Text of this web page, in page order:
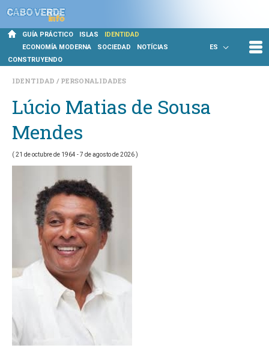
GUÍA PRÁCTICO ISLAS
IDENTIDAD
ECONOMÍA MODERNA
SOCIEDAD
NOTÍCIAS
CONSTRUYENDO
ES
IDENTIDAD PERSONALIDADES
Lúcio Matias de Sousa
Mendes
( 21 de octubre de 1964 - 7 de agosto de 2026 )